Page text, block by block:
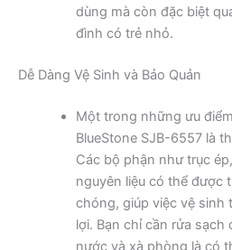
dùng mà còn đặc biệt
đình có trẻ nhỏ.
Dễ Dàng Vệ Sinh và Bảo Quản
Một trong những ưu
BlueStone SJB-6557 là
Các bộ phận như trục
nguyên liệu có thể được
chóng, giúp việc vệ sinh
lợi. Bạn chỉ cần rửa
nước và xà phòng là có